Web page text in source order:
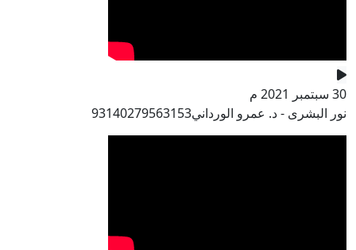
30 سبتمبر 2021 م
نور البشرى - د. عمرو الورداني93140279563153